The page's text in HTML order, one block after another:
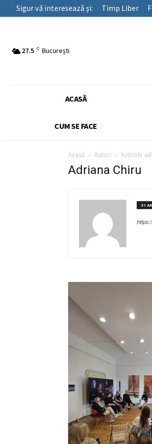
Sigur vă interesează și: Timp Liber
27.5 C București
ACASĂ
CUM SE FACE
Acasă Autori Articole
Adriana Chiru
31